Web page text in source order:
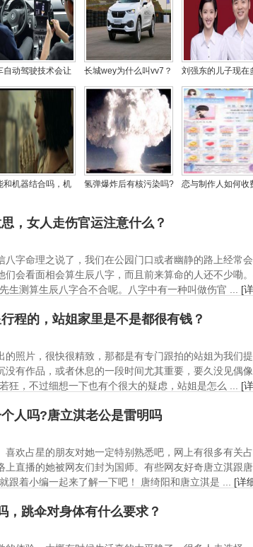
自动驾驶技术会让
批人失业？自动驾
临还需要考驾照吗
长城wey为什么叫vv7？
哈弗高端品牌wey怎么
样
刘强东的儿子现在
了？刘强东儿子的
是龚晓京吗
和机器结合吗，机
永生
氢弹爆炸后有核污染吗?
恋与制作人如何收
，女人走伤官运注意什么？
八字命理之说了，我们在公园门口或者幽静的路上经常
们会看面相会算生辰八字，而且前来算命的人还不少嘞
生测算生辰八字合不合呢。八字中有一种叫做伤官 ... [
程的，站姐家里是不是都很有钱？
的照片，很快很精致，那都是有专门跟拍的站姐为我们
没有作品，或者休息的一段时间尤其重要，要久没见偶像
狂，不过细想一下也有个很大的疑虑，站姐是怎么 ... [
人吗?唐立淇老公是雷明吗
喜欢占星的朋友对她一定特别熟悉吧，网上有很多有关
上直播的她被网友们封为国师。有些网友好奇唐立淇跟
跟着小编一起来了解一下吧！ 唐绮阳和唐立淇是 ... [详
，跳伞对身体有什么要求？